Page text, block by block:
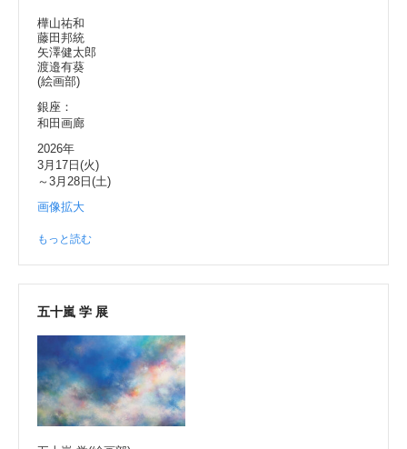
樺山祐和
藤田邦統
矢澤健太郎
渡邉有葵
(絵画部)
銀座：
和田画廊
2026年
3月17日(火)
～3月28日(土)
画像拡大
もっと読む
五十嵐 学 展